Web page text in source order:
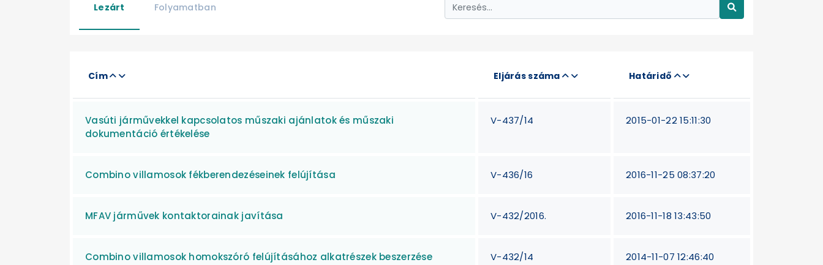
Lezárt Folyamatban
Cím Eljárás száma Határidő
Vasúti járművekkel kapcsolatos műszaki ajánlatok és műszaki
dokumentáció értékelése
V-437/14 2015-01-22 15:11:30
Combino villamosok fékberendezéseinek felújítása V-436/16 2016-11-25 08:37:20
MFAV járművek kontaktorainak javítása V-432/2016. 2016-11-18 13:43:50
Combino villamosok homokszóró felújításához alkatrészek beszerzése V-432/14 2014-11-07 12:46:40